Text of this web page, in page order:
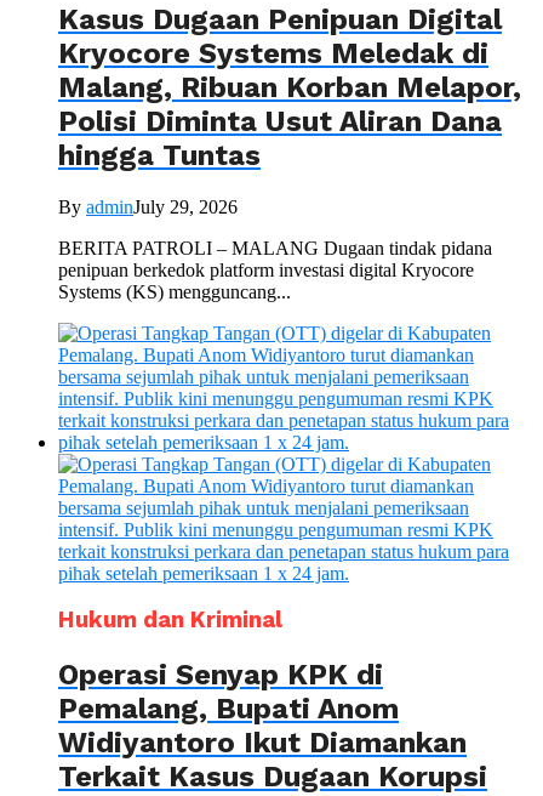
Kasus Dugaan Penipuan Digital
Kryocore Systems Meledak di
Malang, Ribuan Korban Melapor,
Polisi Diminta Usut Aliran Dana
hingga Tuntas
By adminJuly 29, 2026
BERITA PATROLI – MALANG Dugaan tindak pidana
penipuan berkedok platform investasi digital Kryocore
Systems (KS) mengguncang...
Hukum dan Kriminal
Operasi Senyap KPK di
Pemalang, Bupati Anom
Widiyantoro Ikut Diamankan
Terkait Kasus Dugaan Korupsi